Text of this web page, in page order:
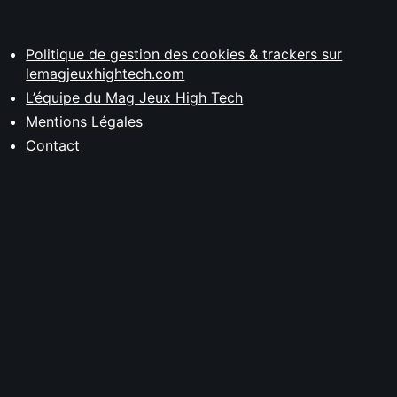
Politique de gestion des cookies & trackers sur
lemagjeuxhightech.com
L’équipe du Mag Jeux High Tech
Mentions Légales
Contact